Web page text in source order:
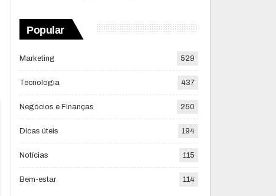
Popular
Marketing 529
Tecnologia 437
Negócios e Finanças 250
Dicas úteis 194
Notícias 115
Bem-estar 114